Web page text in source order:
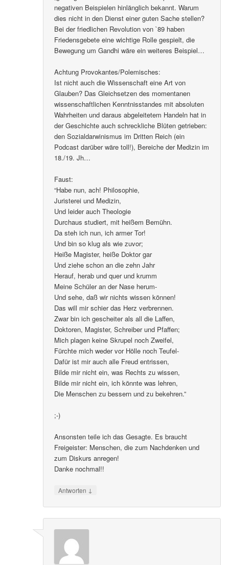
negativen Beispielen hinlänglich bekannt. Warum
dies nicht in den Dienst einer guten Sache stellen?
Bei der friedlichen Revolution von `89 haben
Friedensgebete eine wichtige Rolle gespielt, die
Bewegung um Gandhi wäre ein weiteres Beispiel…
Achtung Provokantes/Polemisches:
Ist nicht auch die Wissenschaft eine Art von
Glauben? Das Gleichsetzen des momentanen
wissenschaftlichen Kenntnisstandes mit absoluten
Wahrheiten und daraus abgeleitetem Handeln hat in
der Geschichte auch schreckliche Blüten getrieben:
den Sozialdarwinismus im Dritten Reich (ein
Podcast darüber wäre toll!), Bereiche der Medizin im
18./19. Jh…
Faust:
“Habe nun, ach! Philosophie,
Juristerei und Medizin,
Und leider auch Theologie
Durchaus studiert, mit heißem Bemühn.
Da steh ich nun, ich armer Tor!
Und bin so klug als wie zuvor;
Heiße Magister, heiße Doktor gar
Und ziehe schon an die zehn Jahr
Herauf, herab und quer und krumm
Meine Schüler an der Nase herum-
Und sehe, daß wir nichts wissen können!
Das will mir schier das Herz verbrennen.
Zwar bin ich gescheiter als all die Laffen,
Doktoren, Magister, Schreiber und Pfaffen;
Mich plagen keine Skrupel noch Zweifel,
Fürchte mich weder vor Hölle noch Teufel-
Dafür ist mir auch alle Freud entrissen,
Bilde mir nicht ein, was Rechts zu wissen,
Bilde mir nicht ein, ich könnte was lehren,
Die Menschen zu bessern und zu bekehren.”
;-)
Ansonsten teile ich das Gesagte. Es braucht
Freigeister: Menschen, die zum Nachdenken und
zum Diskurs anregen!
Danke nochmal!!
Antworten ↓